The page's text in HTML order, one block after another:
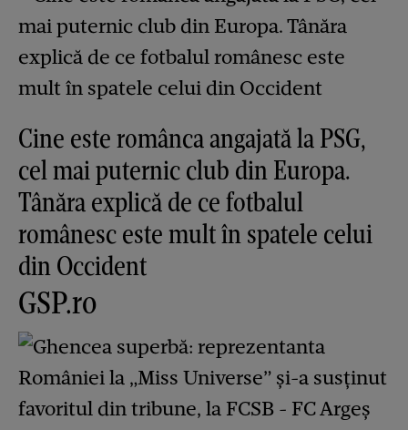
Cine este românca angajată la PSG,
cel mai puternic club din Europa.
Tânăra explică de ce fotbalul
românesc este mult în spatele celui
din Occident
GSP.ro